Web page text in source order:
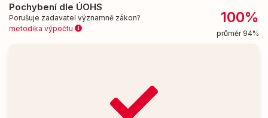
Pochybení dle ÚOHS
Porušuje zadavatel významně zákon?
metodika výpočtu
100%
průměr 94%